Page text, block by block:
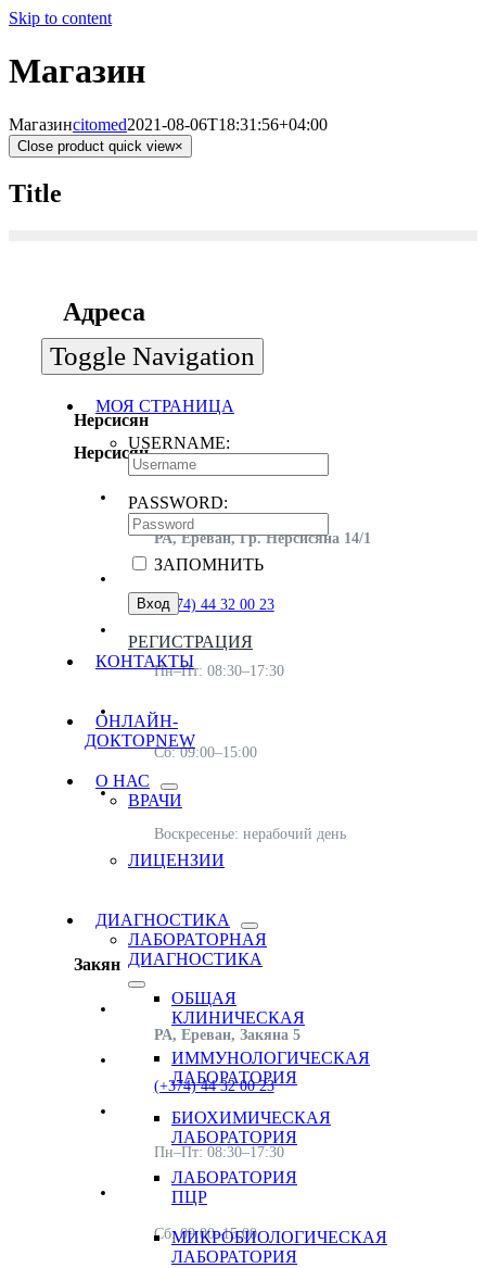
Skip to content
Toggle Navigation
МОЯ СТРАНИЦА
USERNAME:
PASSWORD:
ЗАПОМНИТЬ
РЕГИСТРАЦИЯ
КОНТАКТЫ
ОНЛАЙН-
ДОКТОРNEW
О НАС
ВРАЧИ
ЛИЦЕНЗИИ
ДИАГНОСТИКА
ЛАБОРАТОРНАЯ
ДИАГНОСТИКА
ОБЩАЯ
КЛИНИЧЕСКАЯ
ИММУНОЛОГИЧЕСКАЯ
ЛАБОРАТОРИЯ
БИОХИМИЧЕСКАЯ
ЛАБОРАТОРИЯ
ЛАБОРАТОРИЯ
ПЦР
МИКРОБИОЛОГИЧЕСКАЯ
ЛАБОРАТОРИЯ
Магазин
Магазинcitomed2021-08-06T18:31:56+04:00
Close product quick view×
Title
Адреса
Нерсисян
Нерсисян
РА, Ереван, Гр. Нерсисяна 14/1
(+374) 44 32 00 23
Пн–Пт: 08:30–17:30
Сб: 09:00–15:00
Воскресенье: нерабочий день
Закян
РА, Ереван, Закяна 5
(+374) 44 32 00 23
Пн–Пт: 08:30–17:30
Сб: 09:00–15:00